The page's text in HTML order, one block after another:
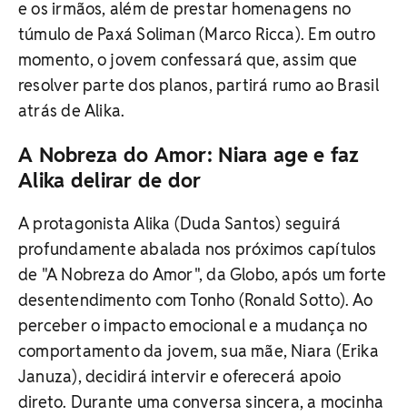
e os irmãos, além de prestar homenagens no
túmulo de Paxá Soliman (Marco Ricca). Em outro
momento, o jovem confessará que, assim que
resolver parte dos planos, partirá rumo ao Brasil
atrás de Alika.
A Nobreza do Amor: Niara age e faz
Alika delirar de dor
A protagonista Alika (Duda Santos) seguirá
profundamente abalada nos próximos capítulos
de "A Nobreza do Amor", da Globo, após um forte
desentendimento com Tonho (Ronald Sotto). Ao
perceber o impacto emocional e a mudança no
comportamento da jovem, sua mãe, Niara (Erika
Januza), decidirá intervir e oferecerá apoio
direto. Durante uma conversa sincera, a mocinha